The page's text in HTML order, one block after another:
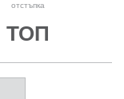
отстъпка
ТОП